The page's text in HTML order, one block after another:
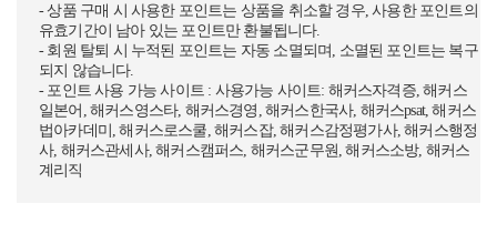
- 상품 구매 시 사용한 포인트는 상품을 취소할 경우, 사용한 포인트의
유효기간이 남아 있는 포인트만 환불됩니다.
- 회원 탈퇴 시 누적된 포인트는 자동 소멸되며, 소멸된 포인트는 복구
되지 않습니다.
- 포인트 사용 가능 사이트 : 사용가능 사이트: 해커스자격증, 해커스
일본어, 해커스영스타, 해커스경영, 해커스한국사, 해커스psat, 해커스
법아카데미, 해커스로스쿨, 해커스잡, 해커스감정평가사, 해커스행정
사, 해커스관세사, 해커스캠퍼스, 해커스군무원, 해커스소방, 해커스
계리직